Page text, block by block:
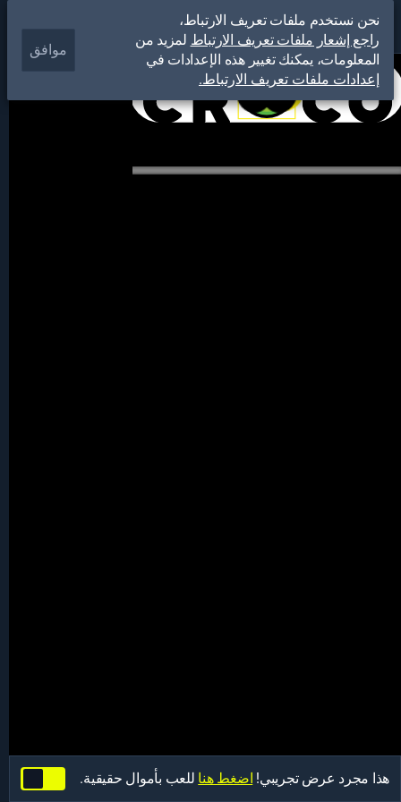
هذا مجرد عرض تجريبي! اضغط هنا للعب بأموال حقيقية.
نحن نستخدم ملفات تعريف الارتباط،
راجع إشعار ملفات تعريف الارتباط لمزيد من
المعلومات، يمكنك تغيير هذه الإعدادات في
إعدادات ملفات تعريف الارتباط.
موافق